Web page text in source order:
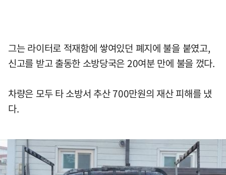
그는 라이터로 적재함에 쌓여있던 폐지에 불을 붙였고,
신고를 받고 출동한 소방당국은 20여분 만에 불을 껐다.
차량은 모두 타 소방서 추산 700만원의 재산 피해를 냈
다.